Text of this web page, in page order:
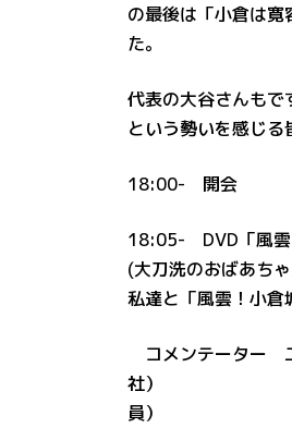
の最後は「小倉は
た。
代表の大谷さんもで
という勢いを感じる
18:00- 開会
18:05- DVD「風
(大刀洗のおばあ
私達と「風雲！小倉
コメンテーター
社） 安藤
員） 奥平